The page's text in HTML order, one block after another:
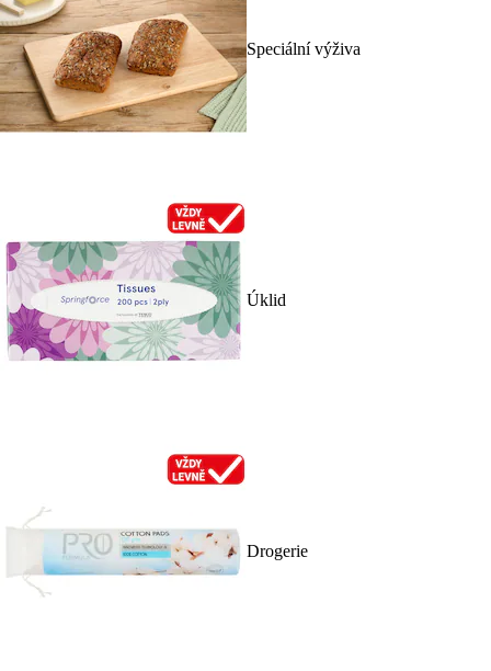
Speciální výživa
Úklid
Drogerie